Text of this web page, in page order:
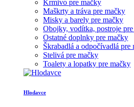
Krmivo pre mačky
Maškrty a tráva pre mačky
Misky a barely pre mačky
Obojky, vodítka, postroje
Ostatné doplnky pre mačky
Škrabadlá a odpočívadlá pre
Stelivá pre mačky
Toalety a lopatky pre mačky
Hlodavce